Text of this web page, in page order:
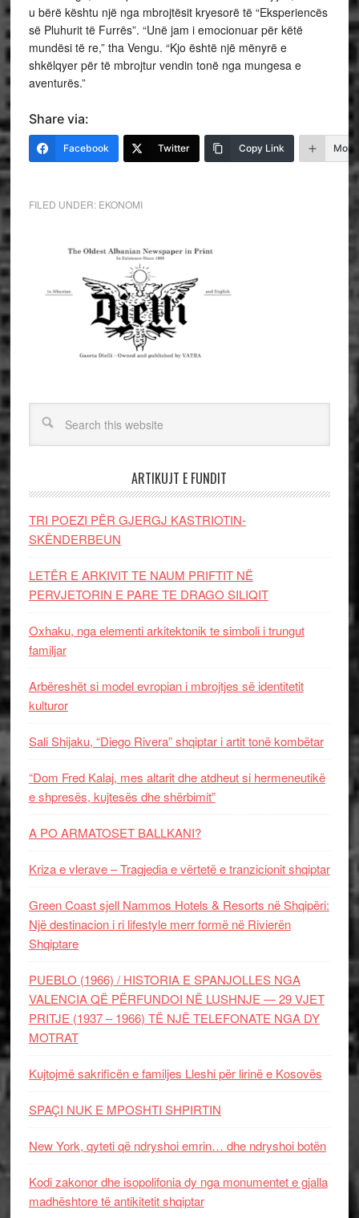
u bërë kështu një nga mbrojtësit kryesorë të “Eksperiencës
së Pluhurit të Furrës”. “Unë jam i emocionuar për këtë
mundësi të re,” tha Vengu. “Kjo është një mënyrë e
shkëlqyer për të mbrojtur vendin tonë nga mungesa e
aventurës.”
Share via:
Facebook Twitter Copy Link More
FILED UNDER: EKONOMI
ARTIKUJT E FUNDIT
TRI POEZI PËR GJERGJ KASTRIOTIN-
SKËNDERBEUN
LETËR E ARKIVIT TE NAUM PRIFTIT NË
PERVJETORIN E PARE TE DRAGO SILIQIT
Oxhaku, nga elementi arkitektonik te simboli i trungut
familjar
Arbëreshët si model evropian i mbrojtjes së identitetit
kulturor
Sali Shijaku, “Diego Rivera” shqiptar i artit tonë kombëtar
“Dom Fred Kalaj, mes altarit dhe atdheut si hermeneutikë
e shpresës, kujtesës dhe shërbimit”
A PO ARMATOSET BALLKANI?
Kriza e vlerave – Tragjedia e vërtetë e tranzicionit shqiptar
Green Coast sjell Nammos Hotels & Resorts në Shqipëri:
Një destinacion i ri lifestyle merr formë në Rivierën
Shqiptare
PUEBLO (1966) / HISTORIA E SPANJOLLES NGA
VALENCIA QË PËRFUNDOI NË LUSHNJE — 29 VJET
PRITJE (1937 – 1966) TË NJË TELEFONATE NGA DY
MOTRAT
Kujtojmë sakrificën e familjes Lleshi për lirinë e Kosovës
SPAÇI NUK E MPOSHTI SHPIRTIN
New York, qyteti që ndryshoi emrin… dhe ndryshoi botën
Kodi zakonor dhe isopolifonia dy nga monumentet e gjalla
madhështore të antikitetit shqiptar